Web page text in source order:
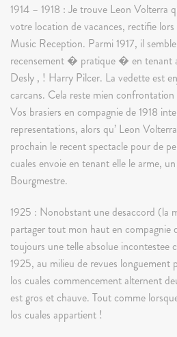
1914 – 1918 : Je trouve Leon Volterra
votre location de vacances, rectifie
Music Reception. Parmi 1917, il
recensement � pratique � en tenant
Desly , ! Harry Pilcer. La vedette est
carcans. Cela reste mien confrontation
Vos brasiers en compagnie de 1918
representations, alors qu’ Leon
prochain le recent spectacle pour de
cuales envoie en tenant elle le arme,
Bourgmestre.
1925 : Nonobstant une desaccord (la
partager tout mon haut en compagnie
toujours une telle absolue incontestee
1925, au milieu de revues longuement
los cuales commencement alternent
est gros et chauve. Tout comme
los cuales appartient !